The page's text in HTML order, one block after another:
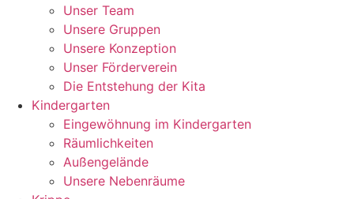
Unser Team
Unsere Gruppen
Unsere Konzeption
Unser Förderverein
Die Entstehung der Kita
Kindergarten
Eingewöhnung im Kindergarten
Räumlichkeiten
Außengelände
Unsere Nebenräume